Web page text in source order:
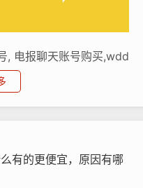
, 电报聊天账号购买,wdd
纸飞机账号往往缺乏维
安全性也可能存在隐
账号被恶意软件感染
有的更便宜，原因有哪